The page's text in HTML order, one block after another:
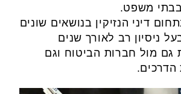
בבתי משפט.
דיני הנזיקין בנושאים שונים
ניסיון רב לאורך שנים
גם מול חברות הביטוח וגם
הדרכים.